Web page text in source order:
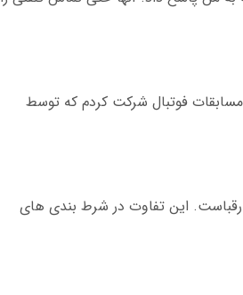
مسابقات فوتبال شرکت کردم که توسط
بت در مسابقات لیگ قهرمانان اروپا، ۱.۳ درصد بالاتر از رقباست. این تفاوت در شرط بندی های